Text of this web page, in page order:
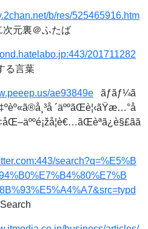
b/res/525465916.htm
次元裏＠ふたば
201711282
る言葉
ae93849e ãƒãƒ¼ã
´äººãŒè¦‹ãŸæ…°å
search?q=%E5%B